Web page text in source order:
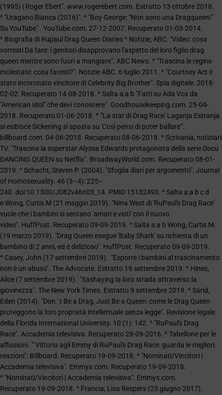
(1995) | Roger Ebert". www.rogerebert.com. Estratto 13 ottobre 2018.
^ "Uragano Bianca (2016)". ^ "Boy George: "Non sono una Dragqueen!"
Su YouTube" . YouTube.com. 27-12-2007. Recuperato 01-03-2014.
^ Biografia di Rupaul Drag Queen Diaries ^ Notizie, ABC. "Video: cosa
vorresti Da fare: i genitori disapprovano l'aspetto del loro figlio drag
queen mentre sono fuori a mangiare". ABC News. ^ "Trascina le regine
molestate: cosa faresti?". Notizie ABC. 6 luglio 2011. ^ "Courtney Act è
stato incoronato vincitore di Celebrity Big Brother". Spia digitale. 2018-
02-02. Recuperato 14-08-2018. ^ Salta a:a b "Fatti su Ada Vox da
"American Idol" che devi conoscere". Goodhousekeeping.com. 25-04-
2018. Recuperato 01-06-2018. ^ "'La star di Drag Race' Laganja Estranja
si esibisce Sickening si sposta su 'Così pensi di poter ballare'".
billboard.com. 04-06-2018. Recuperato 08-06-2018. ^ Scrivania, notiziari
TV. "Trascina la superstar Alyssa Edwards protagonista della serie Docu
DANCING QUEEN su Netflix". BroadwayWorld.com. Recuperato 08-01-
2019. ^ Schacht, Steven P. (2004). "Sfoglia diari per argomento". Journal
of Homosexuality. 46 (3–4): 225–
240. doi:10.1300/J082v46n03_14. PMID 15132493. ^ Salta a:a b c d
e Wong, Curtis M (21 maggio 2019). "Nina West di 'RuPaul's Drag Race'
vuole che i bambini si sentano 'amati e visti' con il nuovo
video". HuffPost. Recuperato 09-09-2019. ^ Salta a:a b Wong, Curtis M.
(19 marzo 2019). "Drag Queen esegue 'Baby Shark' su richiesta di un
bambino di 2 anni, ed è delizioso". HuffPost. Recuperato 09-09-2019.
^ Casey, John (17 settembre 2019). "Esporre i bambini al trascinamento
non è un abuso". The Advocate. Estratto 19 settembre 2019. ^ Hines,
Alice (7 settembre 2019). "Sashaying la loro strada attraverso la
giovinezza". The New York Times. Estratto 9 settembre 2019. ^ Sarid,
Eden (2014). "Don ' t Be a Drag, Just Be a Queen: come le Drag Queen
proteggono la loro proprietà intellettuale senza legge". Revisione legale
della Florida International University. 10 (1): 142. ^ "RuPaul's Drag
Race". Accademia televisiva. Recuperato 28-09-2016. ^ Tabellone per le
affissioni. "' Vittoria agli Emmy di RuPaul's Drag Race: guarda le migliori
reazioni". Billboard. Recuperato 19-09-2018. ^ "Nominati/Vincitori |
Accademia televisiva". Emmys.com. Recuperato 19-09-2018.
^ "Nominati/Vincitori | Accademia televisiva". Emmys.com.
Recuperato 19-09-2018. ^ Francia, Lisa Respers (23 giugno 2017).